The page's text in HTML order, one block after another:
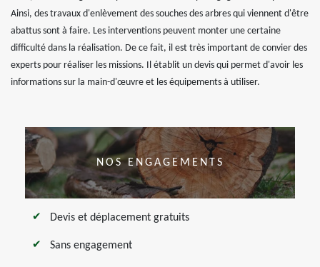
Ainsi, des travaux d'enlèvement des souches des arbres qui viennent d'être
abattus sont à faire. Les interventions peuvent monter une certaine
difficulté dans la réalisation. De ce fait, il est très important de convier des
experts pour réaliser les missions. Il établit un devis qui permet d'avoir les
informations sur la main-d'œuvre et les équipements à utiliser.
NOS ENGAGEMENTS
Devis et déplacement gratuits
Sans engagement